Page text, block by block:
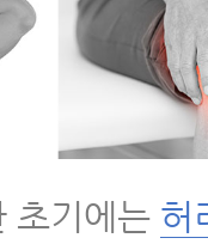
아도 잘 낫지
허리디스크·
음식을 꼭
초기에는 허